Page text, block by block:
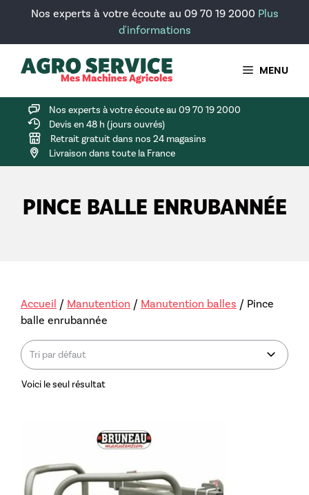
Nos experts à votre écoute au 09 70 19 2000 Plus
d'informations
MENU
Nos experts à votre écoute au 09 70 19 2000
Devis en 48 h (jours ouvrés)
Retrait gratuit dans nos 24 magasins
Livraison dans toute la France
PINCE BALLE ENRUBANNÉE
Accueil / Manutention / Manutention balles / Pince
balle enrubannée
Voici le seul résultat